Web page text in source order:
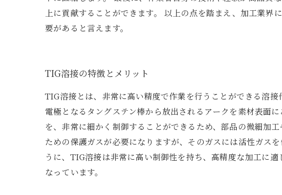
上に貢献することができます。 以上の点を踏まえ、加工業
要があると言えます。
TIG溶接の特徴とメリット
TIG溶接とは、非常に高い精度で作業を行うことができる溶
電極となるタングステン棒から放出されるアークを素材表面
を、非常に細かく制御することができるため、部品の微細加
ための保護ガスが必要になりますが、そのガスには活性ガス
うに、TIG溶接は非常に高い制御性を持ち、高精度な加工に
なっています。